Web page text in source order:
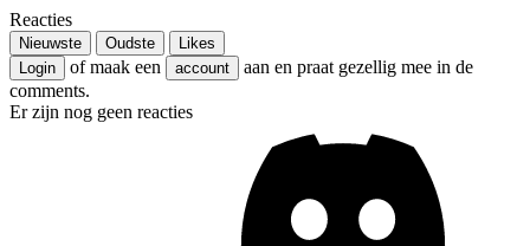
Reacties
Nieuwste Oudste
Likes
Login
of maak een account
aan en praat gezellig mee in de
comments.
Er zijn nog geen reacties